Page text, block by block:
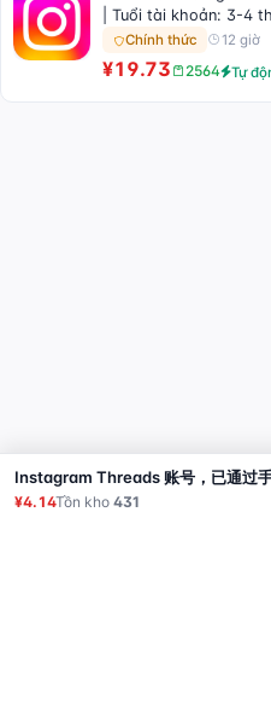
| Tuổi tài khoản: 3-4
Chính thức 12 giờ
¥19.73 2564 Tự
¥4.14Tồn kho431